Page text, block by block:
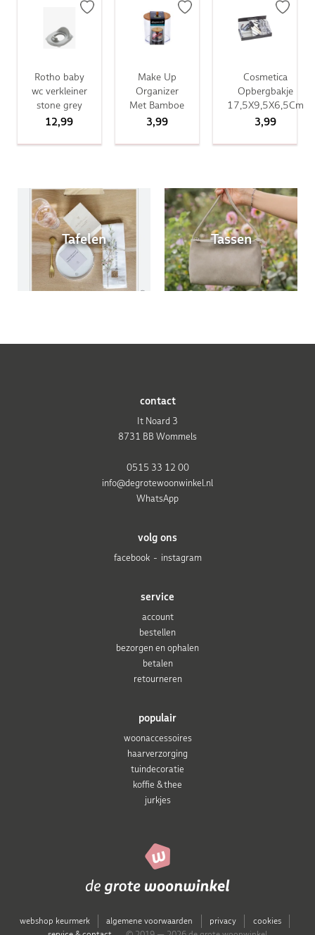
Rotho baby
wc verkleiner
stone grey
12,99
Make Up
Organizer
Met Bamboe
3,99
Cosmetica
Opbergbakje
17,5X9,5X6,5Cm
3,99
Tafelen Tassen
populair
woonaccessoires
haarverzorging
tuindecoratie
koffie & thee
jurkjes
service
account
bestellen
bezorgen en ophalen
betalen
retourneren
volg ons
facebook
instagram
contact
It Noard 3
8731 BB Wommels
0515 33 12 00
info@degrotewoonwinkel.nl
WhatsApp
webshop keurmerk algemene voorwaarden privacy
cookies